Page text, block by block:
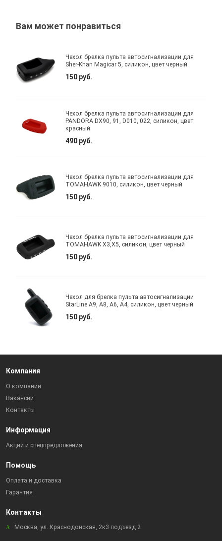
Вам может понравиться
Чехол брелка пульта автосигнализации для
Sher-Khan Magicar 5, силикон, цвет черный
150 руб.
Чехол брелка пульта автосигнализации для
PANDORA DX90, 91, D010, 022, силикон, цвет
красный
490 руб.
Чехол брелка пульта автосигнализации для
TOMAHAWK 9010, силикон, цвет черный
150 руб.
Чехол брелка пульта автосигнализации для
TOMAHAWK X3,X5, силикон, цвет черный
150 руб.
Чехол для брелка пульта автосигнализации
StarLine A9, A8, A6, A4, силикон, цвет черный
150 руб.
Компания
О компании
Вакансии
Контакты
Информация
Акции и спецпредложения
Помощь
Оплата и доставка
Гарантия
Контакты
Москва, ул. Краснодонская, 2к3 подъезд 2